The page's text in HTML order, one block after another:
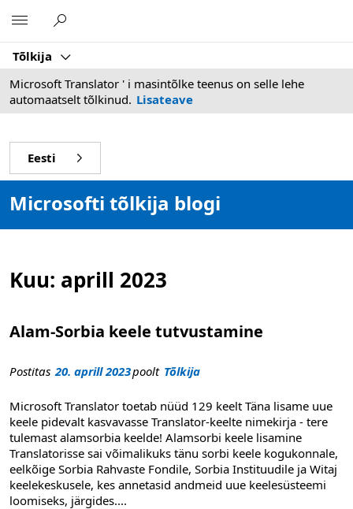
Tõlkija
Microsoft Translator ' i masintõlke teenus on selle lehe
automaatselt tõlkinud. Lisateave
Eesti
Microsofti tõlkija blogi
Kuu: aprill 2023
Alam-Sorbia keele tutvustamine
Postitas 20. aprill 2023poolt Tõlkija
Microsoft Translator toetab nüüd 129 keelt Täna lisame uue
keele pidevalt kasvavasse Translator-keelte nimekirja - tere
tulemast alamsorbia keelde! Alamsorbi keele lisamine
Translatorisse sai võimalikuks tänu sorbi keele kogukonnale,
eelkõige Sorbia Rahvaste Fondile, Sorbia Instituudile ja Witaj
keelekeskusele, kes annetasid andmeid uue keelesüsteemi
loomiseks, järgides....